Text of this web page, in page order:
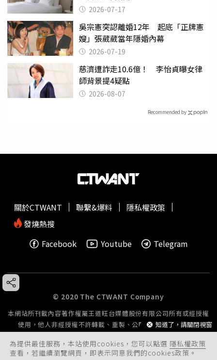
2026-07-17
吳宗憲突認離婚12年 起底「正牌憲
嫂」張葳葳當年隱婚內幕
2026-07-19
慈濟遭詐走10.6億！ 李怡貞曝女律
師背景提4疑點
2026-08-07
Recommended by
為提供最佳服務，本站使用cookies，您可以點選 隱私權政策
查看，若繼續瀏覽網頁，即表示同意我們的cookies政策。
知道了，請關閉視窗
關於CTWANT 聯繫&爆料
隱私權政策
發燒熱搜
Facebook
Youtube Telegram
© 2020 The CTWANT Company
本網站所刊載內容著作權屬王道旺台媒體股份有限公司所有或經授權
使用，他人非經授權不許轉載、重製、公開播送或公開傳輸。